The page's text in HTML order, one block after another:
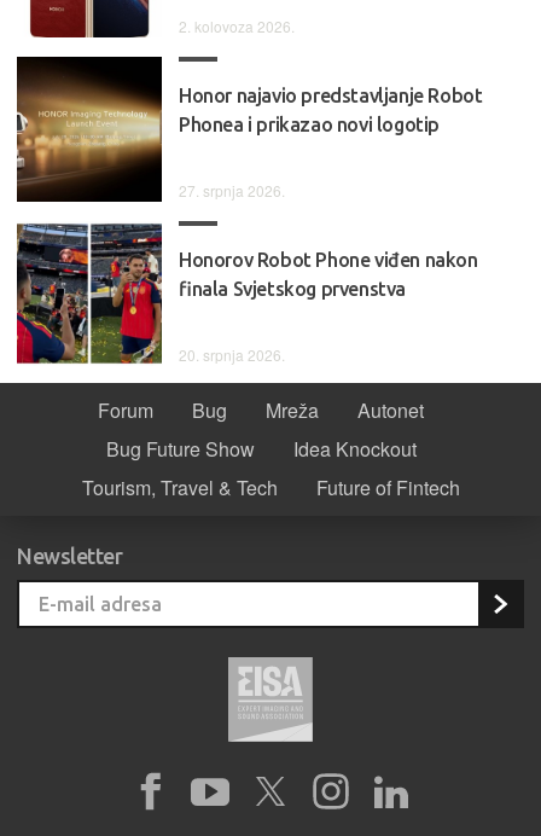
2. kolovoza 2026.
Honor najavio predstavljanje Robot
Phonea i prikazao novi logotip
27. srpnja 2026.
Honorov Robot Phone viđen nakon
finala Svjetskog prvenstva
20. srpnja 2026.
Forum Bug Mreža
Autonet
Bug Future Show
Idea Knockout
Tourism, Travel & Tech
Future of Fintech
Newsletter